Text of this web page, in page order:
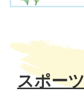
スポーツ